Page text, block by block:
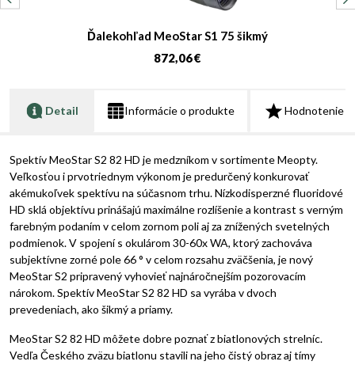
Ďalekohľad MeoStar S1 75 šikmý
872,06 €
Detail Informácie o produkte Hodnotenie
Spektív MeoStar S2 82 HD je medzníkom v sortimente Meopty.
Veľkosťou i prvotriednym výkonom je predurčený konkurovať
akémukoľvek spektívu na súčasnom trhu. Nízkodisperzné fluoridové
HD sklá objektívu prinášajú maximálne rozlíšenie a kontrast s verným
farebným podaním v celom zornom poli aj za znížených svetelných
podmienok. V spojení s okulárom 30-60x WA, ktorý zachováva
subjektívne zorné pole 66 ° v celom rozsahu zväčšenia, je nový
MeoStar S2 pripravený vyhovieť najnáročnejším pozorovacím
nárokom. Spektív MeoStar S2 82 HD sa vyrába v dvoch
prevedeniach, ako šikmý a priamy.
MeoStar S2 82 HD môžete dobre poznať z biatlonových strelníc.
Vedľa Českého zväzu biatlonu stavili na jeho čistý obraz aj tímy